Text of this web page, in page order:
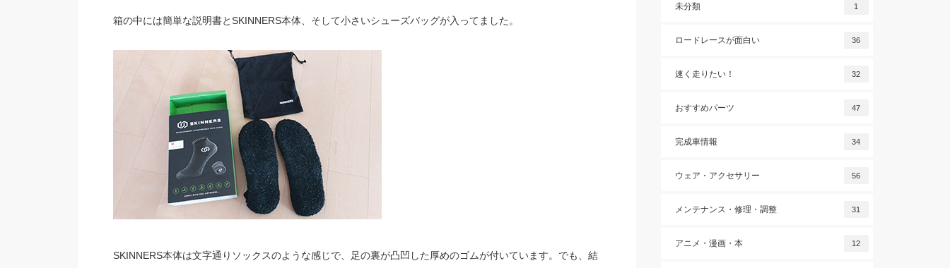
箱の中には簡単な説明書とSKINNERS本体、そして小さいシューズバッグが入ってました。
SKINNERS本体は文字通りソックスのような感じで、足の裏が凸凹した厚めのゴムが付いています。でも、結
未分類 1
ロードレースが面白い 36
速く走りたい！ 32
おすすめパーツ 47
完成車情報 34
ウェア・アクセサリー 56
メンテナンス・修理・調整 31
アニメ・漫画・本 12